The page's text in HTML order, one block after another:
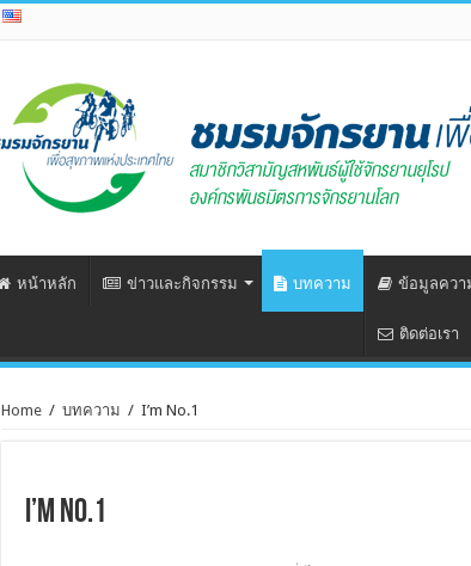
หน้าหลัก ข่าวและกิจกรรม บทความ ข้อมูลควา
ติดต่อเรา
Home / บทความ / I’m No.1
I’m No.1